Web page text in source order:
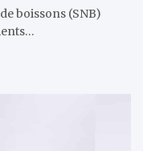
boissons (SNB)